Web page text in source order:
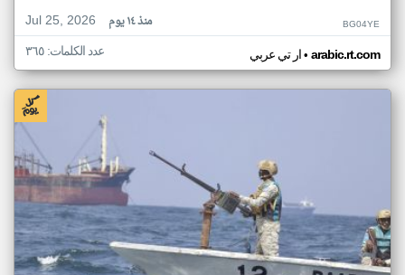
Jul 25, 2026
منذ ١٤ يوم BG04YE
ار تي عربي• arabic.rt.com عدد الكلمات: ٣٦٥